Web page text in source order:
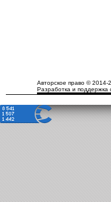
Авторское право © 2014-
Разработка и